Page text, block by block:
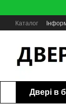
Перейти до
Каталог
Двері в